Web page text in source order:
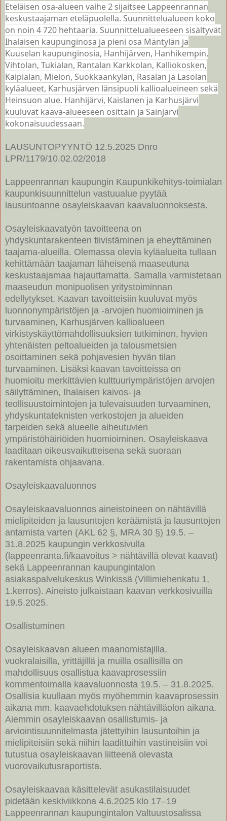
Eteläisen osa-alueen vaihe 2 sijaitsee Lappeenrannan
keskustaajaman eteläpuolella. Suunnittelualueen koko
on noin 4 720 hehtaaria. Suunnittelualueeseen sisältyvät
Ihalaisen kaupunginosa ja pieni osa Mäntylän ja
Kuuselan kaupunginosia, Hanhijärven, Hanhikempin,
Vihtolan, Tukialan, Rantalan Karkkolan, Kalliokosken,
Kaipialan, Mielon, Suokkaankylän, Rasalan ja Lasolan
kyläalueet, Karhusjärven länsipuoli kallioalueineen sekä
Heinsuon alue. Hanhijärvi, Kaislanen ja Karhusjärvi
kuuluvat kaava-alueeseen osittain ja Säinjärvi
kokonaisuudessaan.
LAUSUNTOPYYNTÖ 12.5.2025 Dnro
LPR/1179/10.02.02/2018
Lappeenrannan kaupungin Kaupunkikehitys-toimialan
kaupunkisuunnittelun vastuualue pyytää
lausuntoanne osayleiskaavan kaavaluonnoksesta.
Osayleiskaavatyön tavoitteena on
yhdyskuntarakenteen tiivistäminen ja eheyttäminen
taajama-alueilla. Olemassa olevia kyläalueita tullaan
kehittämään taajaman läheisenä maaseutuna
keskustaajamaa hajauttamatta. Samalla varmistetaan
maaseudun monipuolisen yritystoiminnan
edellytykset. Kaavan tavoitteisiin kuuluvat myös
luonnonympäristöjen ja -arvojen huomioiminen ja
turvaaminen, Karhusjärven kallioalueen
virkistyskäyttömahdollisuuksien tutkiminen, hyvien
yhtenäisten peltoalueiden ja talousmetsien
osoittaminen sekä pohjavesien hyvän tilan
turvaaminen. Lisäksi kaavan tavoitteissa on
huomioitu merkittävien kulttuuriympäristöjen arvojen
säilyttäminen, Ihalaisen kaivos- ja
teollisuustoimintojen ja tulevaisuuden turvaaminen,
yhdyskuntateknisten verkostojen ja alueiden
tarpeiden sekä alueelle aiheutuvien
ympäristöhäiriöiden huomioiminen. Osayleiskaava
laaditaan oikeusvaikutteisena sekä suoraan
rakentamista ohjaavana.
Osayleiskaavaluonnos
Osayleiskaavaluonnos aineistoineen on nähtävillä
mielipiteiden ja lausuntojen keräämistä ja lausuntojen
antamista varten (AKL 62 §, MRA 30 §) 19.5. –
31.8.2025 kaupungin verkkosivulla
(lappeenranta.fi/kaavoitus > nähtävillä olevat kaavat)
sekä Lappeenrannan kaupungintalon
asiakaspalvelukeskus Winkissä (Villimiehenkatu 1,
1.kerros). Aineisto julkaistaan kaavan verkkosivuilla
19.5.2025.
Osallistuminen
Osayleiskaavan alueen maanomistajilla,
vuokralaisilla, yrittäjillä ja muilla osallisilla on
mahdollisuus osallistua kaavaprosessiin
kommentoimalla kaavaluonnosta 19.5. – 31.8.2025.
Osallisia kuullaan myös myöhemmin kaavaprosessin
aikana mm. kaavaehdotuksen nähtävilläolon aikana.
Aiemmin osayleiskaavan osallistumis- ja
arviointisuunnitelmasta jätettyihin lausuntoihin ja
mielipiteisiin sekä niihin laadittuihin vastineisiin voi
tutustua osayleiskaavan liitteenä olevasta
vuorovaikutusraportista.
Osayleiskaavaa käsittelevät asukastilaisuudet
pidetään keskiviikkona 4.6.2025 klo 17–19
Lappeenrannan kaupungintalon Valtuustosalissa